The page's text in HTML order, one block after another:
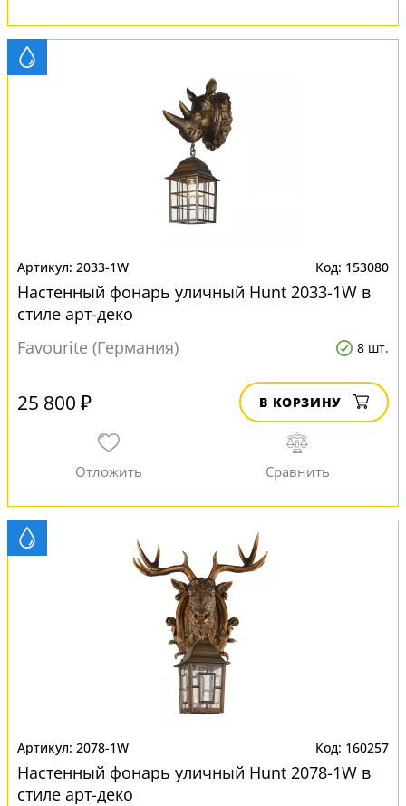
2033-1W 153080
Настенный фонарь уличный Hunt 2033-1W в
стиле арт-деко
Favourite (Германия)
8 шт.
25 800 ₽ В КОРЗИНУ
2078-1W 160257
Настенный фонарь уличный Hunt 2078-1W в
стиле арт-деко